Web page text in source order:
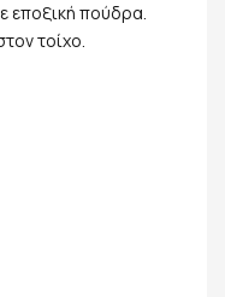
εποξική πούδρα.
τοίχο.